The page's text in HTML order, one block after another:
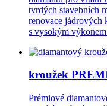
tvrdých stavebních
renovace jádrových
s vysokým
kroužek
Prémiové